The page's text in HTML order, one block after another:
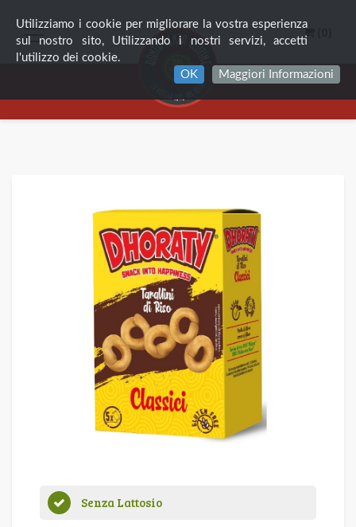
Senza Lattosio
Utilizziamo i cookie per migliorare la vostra esperienza
sul nostro sito, Utilizzando i nostri servizi, accetti
l'utilizzo dei cookie.
OK
Maggiori Informazioni